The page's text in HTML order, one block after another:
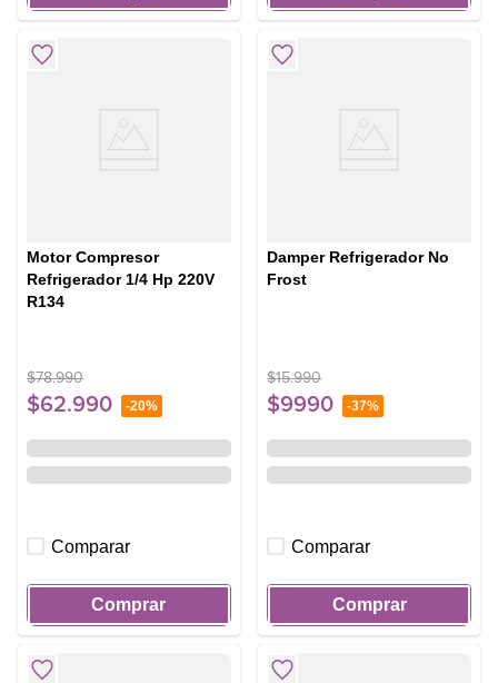
Motor Compresor
Refrigerador 1/4 Hp 220V
R134
$78.990
$62.990 -20%
Comparar
Comprar
Damper Refrigerador No
Frost
$15.990
$9990 -37%
Comparar
Comprar